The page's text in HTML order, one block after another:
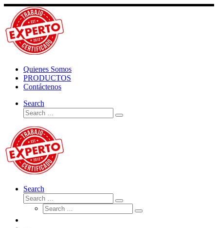
Skip
content
Quienes Somos
PRODUCTOS
Contáctenos
Search
Search
Search
Search
Search
Search
Search
Search